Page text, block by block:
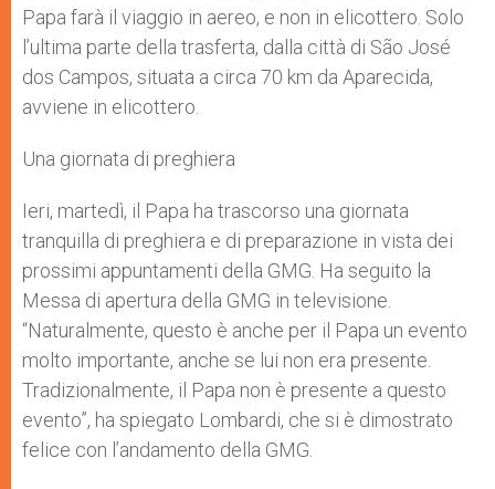
Papa farà il viaggio in aereo, e non in elicottero. Solo
l’ultima parte della trasferta, dalla città di São José
dos Campos, situata a circa 70 km da Aparecida,
avviene in elicottero.
Una giornata di preghiera
Ieri, martedì, il Papa ha trascorso una giornata
tranquilla di preghiera e di preparazione in vista dei
prossimi appuntamenti della GMG. Ha seguito la
Messa di apertura della GMG in televisione.
“Naturalmente, questo è anche per il Papa un evento
molto importante, anche se lui non era presente.
Tradizionalmente, il Papa non è presente a questo
evento”, ha spiegato Lombardi, che si è dimostrato
felice con l’andamento della GMG.